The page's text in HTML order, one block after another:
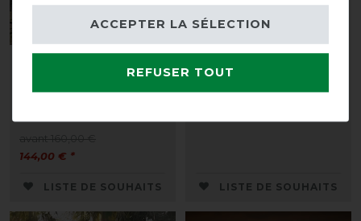
Essential Combo Neck
144,00 € *
LISTE DE SOUHAITS
Contrast Shetty
LISTE DE SOUHAITS
REFUSER TOUT
ACCEPTER LA SÉLECTION